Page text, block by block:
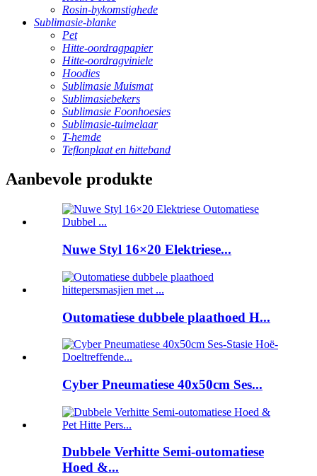
Rosin-bykomstighede
Sublimasie-blanke
Pet
Hitte-oordragpapier
Hitte-oordragviniele
Hoodies
Sublimasie Muismat
Sublimasiebekers
Sublimasie Foonhoesies
Sublimasie-tuimelaar
T-hemde
Teflonplaat en hitteband
Aanbevole produkte
Nuwe Styl 16×20 Elektriese...
Outomatiese dubbele plaathoed H...
Cyber ​​Pneumatiese 40x50cm Ses...
Dubbele Verhitte Semi-outomatiese
Hoed &...